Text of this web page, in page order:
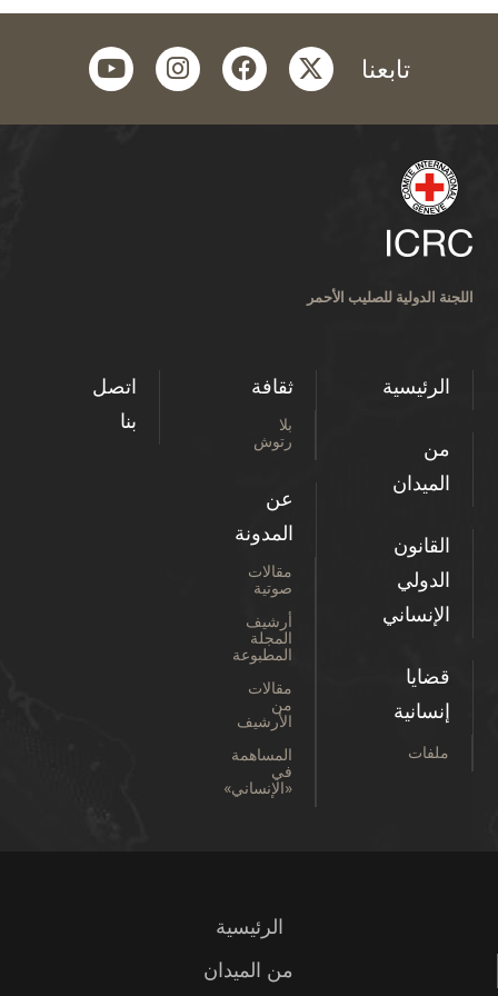
تابعنا twitter
facebook
instagram
youtube
اللجنة الدولية للصليب الأحمر
الرئيسية
من
الميدان
القانون
الدولي
الإنساني
قضايا
إنسانية
ملفات
ثقافة
بلا
رتوش
عن
المدونة
مقالات
صوتية
أرشيف
المجلة
المطبوعة
مقالات
من
الأرشيف
المساهمة
في
«الإنساني»
اتصل
بنا
الرئيسية
من الميدان